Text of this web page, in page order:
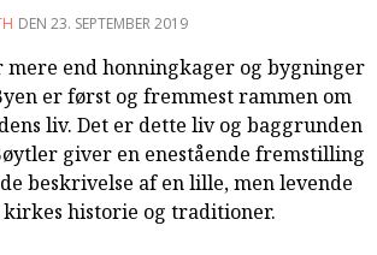
DEN 23. SEPTEMBER 2019
mere end honningkager og bygninger
er først og fremmest rammen om
liv. Det er dette liv og baggrunden
giver en enestående fremstilling
beskrivelse af en lille, men levende
historie og traditioner.